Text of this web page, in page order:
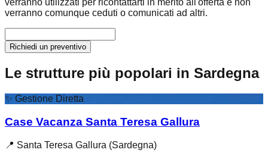
verranno utilizzati per ricontattarti in merito all'offerta e non
verranno comunque ceduti o comunicati ad altri.
Richiedi un preventivo
Le strutture più popolari in Sardegna
✨ Gestione Diretta
Case Vacanza Santa Teresa Gallura
📍 Santa Teresa Gallura (Sardegna)